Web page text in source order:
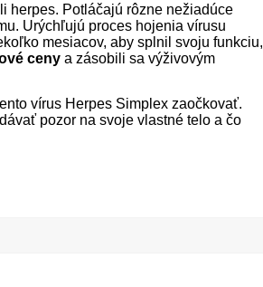
herpes. Potláčajú rôzne nežiadúce
Urýchľujú proces hojenia vírusu
mesiacov, aby splnil svoju funkciu,
ceny a zásobili sa výživovým
vírus Herpes Simplex zaočkovať.
pozor na svoje vlastné telo a čo